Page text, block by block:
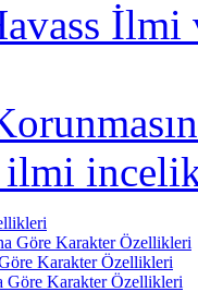
İlmi
ilmi
Göre Karakter Özellikleri
Karakter Özellikleri
Göre Karakter Özellikleri